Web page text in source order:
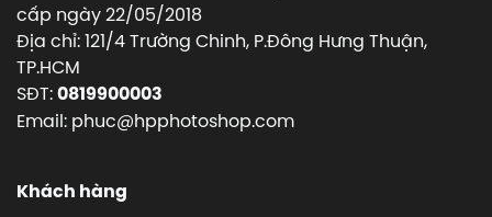
cấp ngày 22/05/2018
Địa chỉ: 121/4 Trường Chinh, P.Đông Hưng Thuận,
TP.HCM
SĐT:0819900003
Email: phuc@hpphotoshop.com
Khách hàng